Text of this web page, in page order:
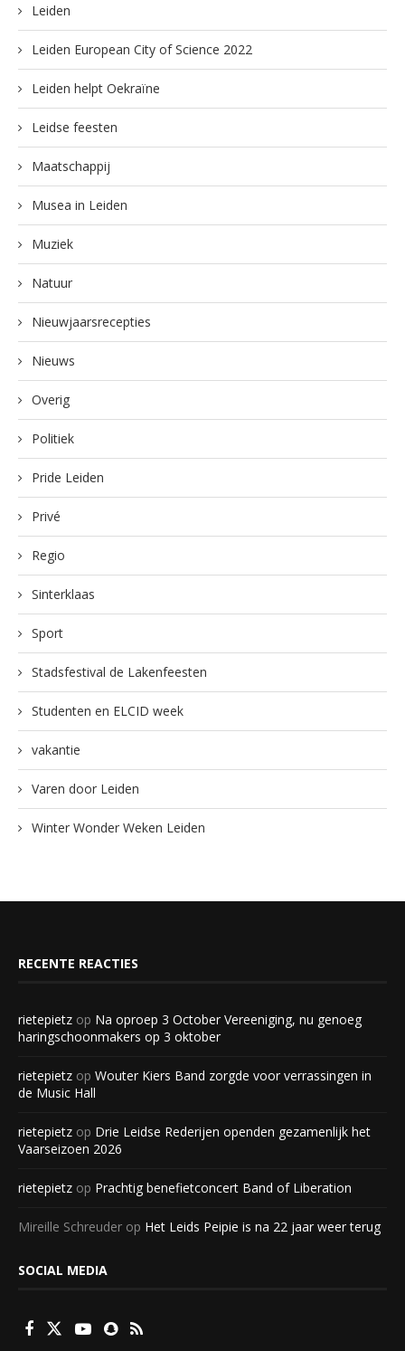
Leiden
Leiden European City of Science 2022
Leiden helpt Oekraïne
Leidse feesten
Maatschappij
Musea in Leiden
Muziek
Natuur
Nieuwjaarsrecepties
Nieuws
Overig
Politiek
Pride Leiden
Privé
Regio
Sinterklaas
Sport
Stadsfestival de Lakenfeesten
Studenten en ELCID week
vakantie
Varen door Leiden
Winter Wonder Weken Leiden
RECENTE REACTIES
rietepietz op Na oproep 3 October Vereeniging, nu genoeg
haringschoonmakers op 3 oktober
rietepietz op Wouter Kiers Band zorgde voor verrassingen in
de Music Hall
rietepietz op Drie Leidse Rederijen openden gezamenlijk het
Vaarseizoen 2026
rietepietz op Prachtig benefietconcert Band of Liberation
Mireille Schreuder op Het Leids Peipie is na 22 jaar weer terug
SOCIAL MEDIA